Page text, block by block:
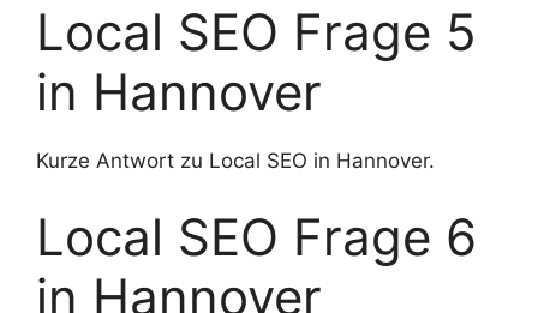
Local SEO Frage 5
in Hannover
Kurze Antwort zu Local SEO in Hannover.
Local SEO Frage 6
in Hannover